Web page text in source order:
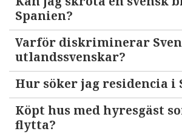
Spanien?
Varför diskriminerar
utlandssvenskar?
Hur söker jag residencia i
Köpt hus med hyresgäst
flytta?